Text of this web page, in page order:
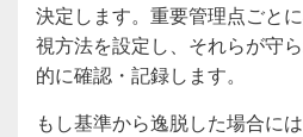
決定します。重要管理点ごと
視方法を設定し、それらが守
的に確認・記録します。
もし基準から逸脱した場合に